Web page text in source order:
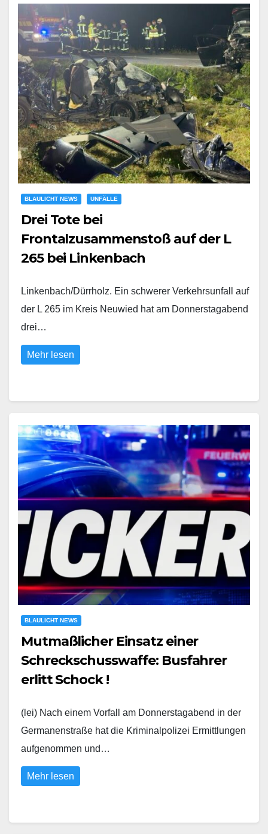
BLAULICHT NEWS UNFÄLLE
Drei Tote bei
Frontalzusammenstoß auf der L
265 bei Linkenbach
Linkenbach/Dürrholz. Ein schwerer Verkehrsunfall auf
der L 265 im Kreis Neuwied hat am Donnerstagabend
drei…
Mehr lesen
BLAULICHT NEWS
Mutmaßlicher Einsatz einer
Schreckschusswaffe: Busfahrer
erlitt Schock !
(lei) Nach einem Vorfall am Donnerstagabend in der
Germanenstraße hat die Kriminalpolizei Ermittlungen
aufgenommen und…
Mehr lesen